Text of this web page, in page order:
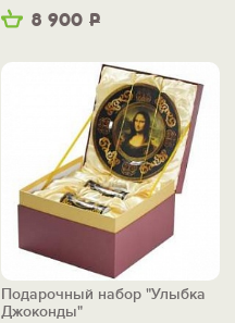
8 900 Р
Подарочный набор "Улыбка
Джоконды"